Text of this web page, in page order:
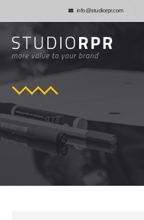
info@studiorpr.com